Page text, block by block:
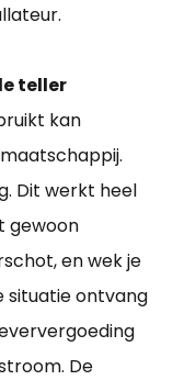
teller
kan
Dit werkt heel
gewoon
en wek je
situatie ontvang
De